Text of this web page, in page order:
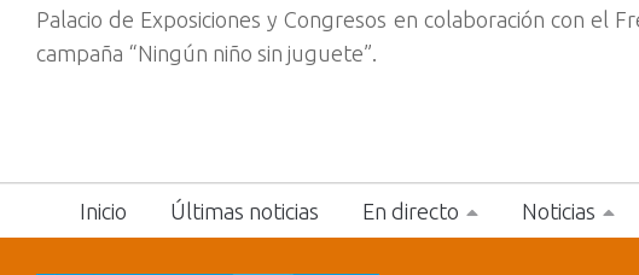
Palacio de Exposiciones y Congresos en colaboración con el
campaña “Ningún niño sin juguete”.
Inicio Últimas noticias En directo Noticias